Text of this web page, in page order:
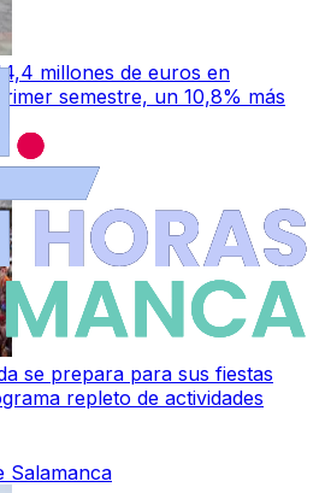
millones de euros en
semestre, un 10,8% más
se prepara para sus fiestas
repleto de actividades
Salamanca